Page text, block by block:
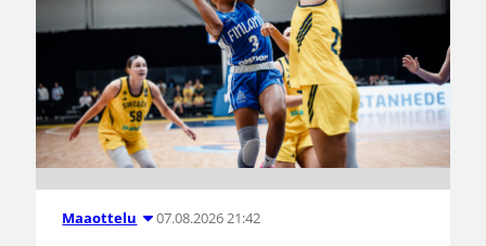
Maaottelu 07.08.2026 21:42